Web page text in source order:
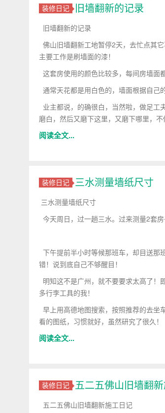
装修日记 旧墙翻新的记录
旧墙翻新的记录
佛山旧墙翻新工地暂停2天，去忙点其
主要工作是刷墙面的漆！
这套房使用的颜色比较多，每间房墙面
通常天花都是用白色的，墙面根据自己
业主都说，的确很白，当然啦，做足工
磨白，然后又磨下这里，又磨下哪里，
阅读全文...
装修日记 三水测量墙纸尺寸
三水测量墙纸尺寸
今天周日，过一趟三水。过来测量2套房
下午提前半小时等候那班车，却目送那
错！说到底自己不够醒目！
明知这不是广州，就不要要求太高了！
多行李工具的我！
早上用高德地图搜索，按照推荐的去坐
看的图纸，习惯就好，虽然研究了很久！
阅读全文...
装修日记 五二五佛山旧墙翻
五二五佛山旧墙翻新施工日记